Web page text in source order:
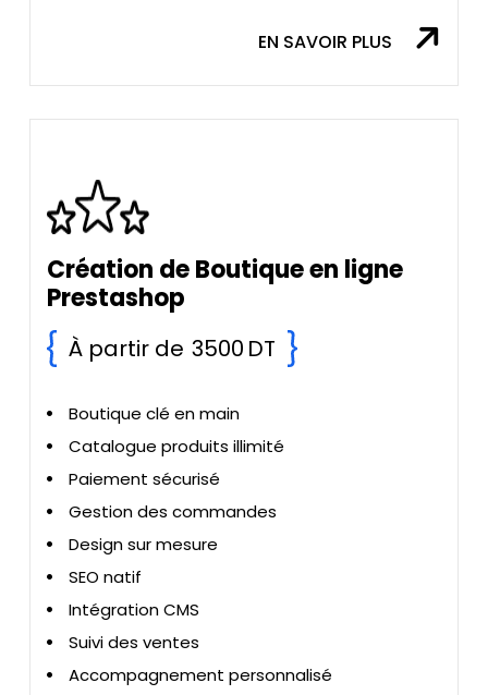
EN SAVOIR PLUS
Création de Boutique en ligne
Prestashop
À partir de 3500 DT
Boutique clé en main
Catalogue produits illimité
Paiement sécurisé
Gestion des commandes
Design sur mesure
SEO natif
Intégration CMS
Suivi des ventes
Accompagnement personnalisé